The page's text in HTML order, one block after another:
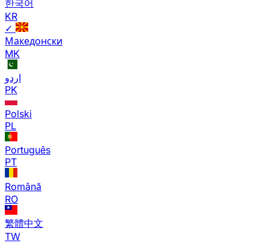
한국어
KR
✓
Македонски
MK
اردو
PK
Polski
PL
Português
PT
Română
RO
繁體中文
TW